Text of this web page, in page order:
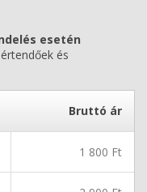
esetén
és
Bruttó ár
1 800 Ft